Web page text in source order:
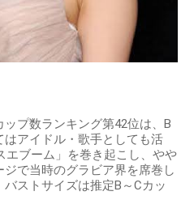
プ数ランキング第42位は、B
アイドル・歌手としても活
エブーム」を巻き起こし、やや
で当時のグラビア界を席巻し
ストサイズは推定B～Cカッ